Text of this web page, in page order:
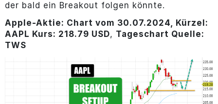
der bald ein Breakout folgen könnte.
Apple-Aktie: Chart vom 30.07.2024, Kürzel:
AAPL Kurs: 218.79 USD, Tageschart Quelle:
TWS